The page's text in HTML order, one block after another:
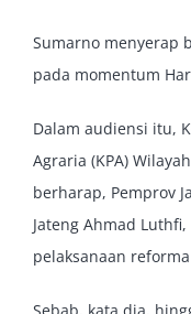
Sumarno menyerap
pada momentum
Dalam audiensi itu,
Agraria (KPA)
berharap, Pemprov
Jateng Ahmad
pelaksanaan
Sebab, kata dia,